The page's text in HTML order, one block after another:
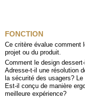
FONCTION
Ce critère évalue comment
projet ou du produit.
Comment le design
Adresse-t-il une résolution
la sécurité des usagers?
Est-il conçu de manière
meilleure expérience?